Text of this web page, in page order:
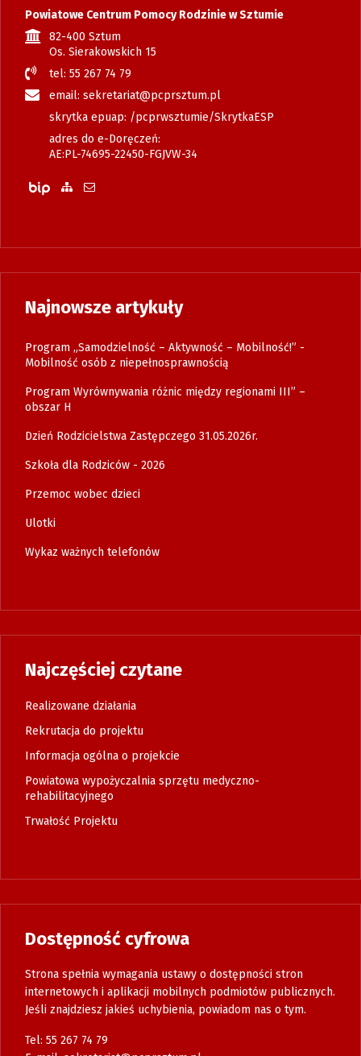
Powiatowe Centrum Pomocy Rodzinie w Sztumie
82-400 Sztum
Os. Sierakowskich 15
tel: 55 267 74 79
email: sekretariat@pcprsztum.pl
skrytka epuap: /pcprwsztumie/SkrytkaESP
adres do e-Doręczeń:
AE:PL-74695-22450-FGJVW-34
Biuletyn Informacji Publicznej
Zobacz mapę strony
Wyślij email
Najnowsze artykuły
Program „Samodzielność – Aktywność – Mobilność!” -
Mobilność osób z niepełnosprawnością
Program Wyrównywania różnic między regionami III” –
obszar H
Dzień Rodzicielstwa Zastępczego 31.05.2026r.
Szkoła dla Rodziców - 2026
Przemoc wobec dzieci
Ulotki
Wykaz ważnych telefonów
Najczęściej czytane
Realizowane działania
Rekrutacja do projektu
Informacja ogólna o projekcie
Powiatowa wypożyczalnia sprzętu medyczno-
rehabilitacyjnego
Trwałość Projektu
Dostępność cyfrowa
Strona spełnia wymagania ustawy o dostępności stron
internetowych i aplikacji mobilnych podmiotów publicznych.
Jeśli znajdziesz jakieś uchybienia, powiadom nas o tym.
Tel: 55 267 74 79